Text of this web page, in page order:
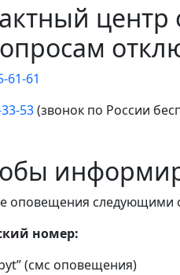
61-61
53(звонок по России
оповещения следующими
номер:
(смс оповещения)